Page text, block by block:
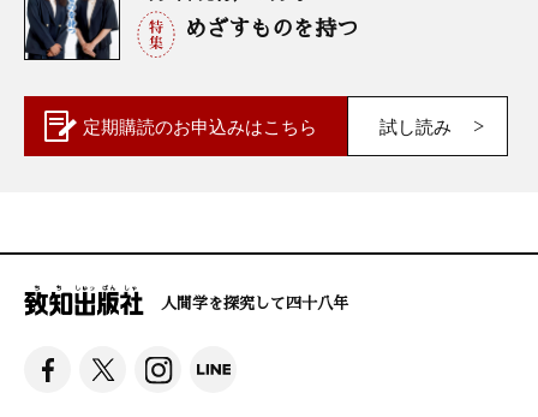
めざすものを持つ
定期購読のお申込みはこちら 試し読み
人間学を探究して四十八年